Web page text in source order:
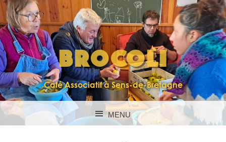
BROCOLI
Café Associatif à Sens-de-Bretagne
MENU